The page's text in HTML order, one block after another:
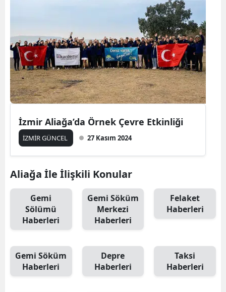
İzmir Aliağa’da Örnek Çevre Etkinliği
İZMİR GÜNCEL 27 Kasım 2024
Aliağa İle İlişkili Konular
Gemi
Sölümü
Haberleri
Gemi Söküm
Merkezi
Haberleri
Felaket
Haberleri
Gemi Söküm
Haberleri
Depre
Haberleri
Taksi
Haberleri